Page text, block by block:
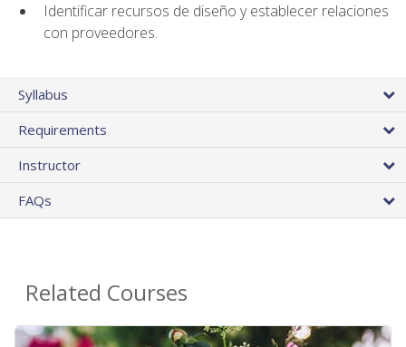
Identificar recursos de diseño y establecer relaciones
con proveedores.
Syllabus
Requirements
Instructor
FAQs
Related Courses